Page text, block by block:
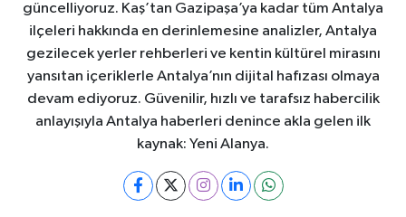
güncelliyoruz. Kaş’tan Gazipaşa’ya kadar tüm Antalya
ilçeleri hakkında en derinlemesine analizler, Antalya
gezilecek yerler rehberleri ve kentin kültürel mirasını
yansıtan içeriklerle Antalya’nın dijital hafızası olmaya
devam ediyoruz. Güvenilir, hızlı ve tarafsız habercilik
anlayışıyla Antalya haberleri denince akla gelen ilk
kaynak: Yeni Alanya.